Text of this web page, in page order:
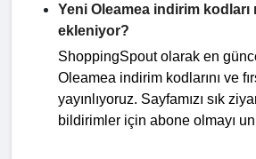
Yeni Oleamea indirim kodları
ekleniyor?
ShoppingSpout olarak en
Oleamea indirim kodlarını ve
yayınlıyoruz. Sayfamızı sık
bildirimler için abone olmayı